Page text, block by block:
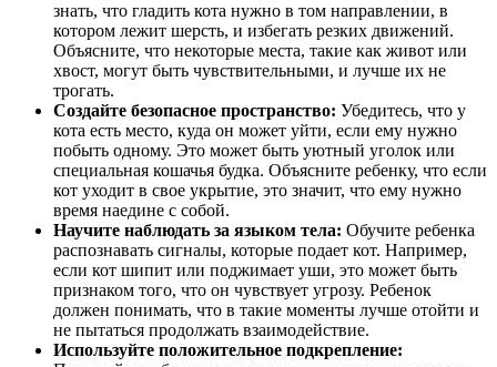
знать, что гладить кота нужно в том направлении, в
котором лежит шерсть, и избегать резких движений.
Объясните, что некоторые места, такие как живот или
хвост, могут быть чувствительными, и лучше их не
трогать.
Создайте безопасное пространство: Убедитесь, что у
кота есть место, куда он может уйти, если ему нужно
побыть одному. Это может быть уютный уголок или
специальная кошачья будка. Объясните ребенку, что если
кот уходит в свое укрытие, это значит, что ему нужно
время наедине с собой.
Научите наблюдать за языком тела: Обучите ребенка
распознавать сигналы, которые подает кот. Например,
если кот шипит или поджимает уши, это может быть
признаком того, что он чувствует угрозу. Ребенок
должен понимать, что в такие моменты лучше отойти и
не пытаться продолжать взаимодействие.
Используйте положительное подкрепление: